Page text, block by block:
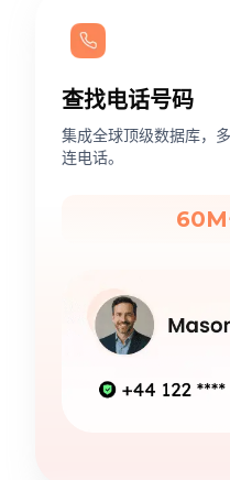
查找电话号码
集成全球顶级数据库，
连电话。